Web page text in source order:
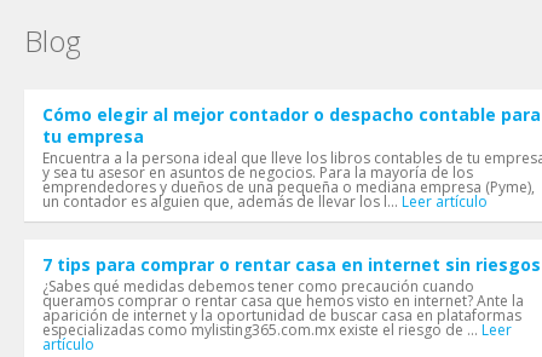
Blog
Cómo elegir al mejor contador o despacho contable para
tu empresa
Encuentra a la persona ideal que lleve los libros contables de tu
y sea tu asesor en asuntos de negocios. Para la mayoría de los
emprendedores y dueños de una pequeña o mediana empresa (Pyme),
un contador es alguien que, además de llevar los l... Leer artículo
7 tips para comprar o rentar casa en internet sin riesgos
¿Sabes qué medidas debemos tener como precaución cuando
queramos comprar o rentar casa que hemos visto en internet? Ante la
aparición de internet y la oportunidad de buscar casa en plataformas
especializadas como mylisting365.com.mx existe el riesgo de ... Leer
artículo